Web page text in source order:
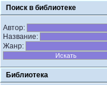
Поиск в библиотеке
Автор:
Название:
Жанр:
Библиотека